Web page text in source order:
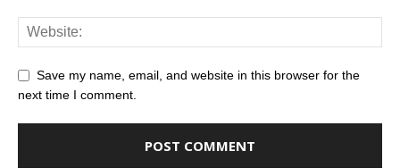
Save my name, email, and website in this browser for the
next time I comment.